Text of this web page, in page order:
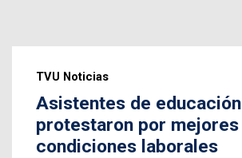
TVU Noticias
Asistentes de educación
protestaron por mejores
condiciones laborales